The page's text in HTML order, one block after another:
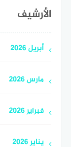
الأرشيف
أبريل 2026
مارس 2026
فبراير 2026
يناير 2026